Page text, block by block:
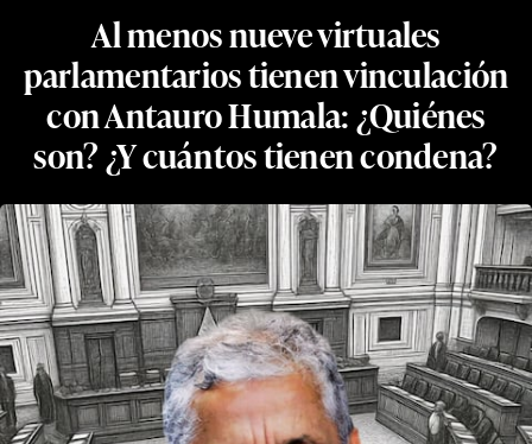
Al menos nueve virtuales
parlamentarios tienen vinculación
con Antauro Humala: ¿Quiénes
son? ¿Y cuántos tienen condena?